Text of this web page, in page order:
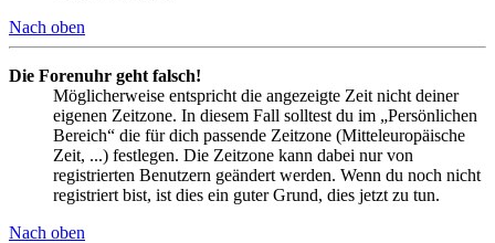
Nach oben
Die Forenuhr geht falsch!
Möglicherweise entspricht die angezeigte Zeit nicht deiner
eigenen Zeitzone. In diesem Fall solltest du im „Persönlichen
Bereich“ die für dich passende Zeitzone (Mitteleuropäische
Zeit, ...) festlegen. Die Zeitzone kann dabei nur von
registrierten Benutzern geändert werden. Wenn du noch nicht
registriert bist, ist dies ein guter Grund, dies jetzt zu tun.
Nach oben